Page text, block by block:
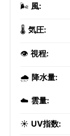
🌬️ 風:
🌡️ 気圧:
👁️ 視程:
🌧️ 降水量:
☁️ 雲量:
☀️ UV指数: